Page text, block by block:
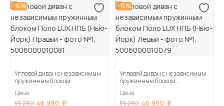
-15%
Угловой диван с независимым
пружинным блоком
Правый
Цена
55 280 46 990
-15%
Угловой диван с независимым
пружинным блоком
Левый
Цена
55 280 46 990